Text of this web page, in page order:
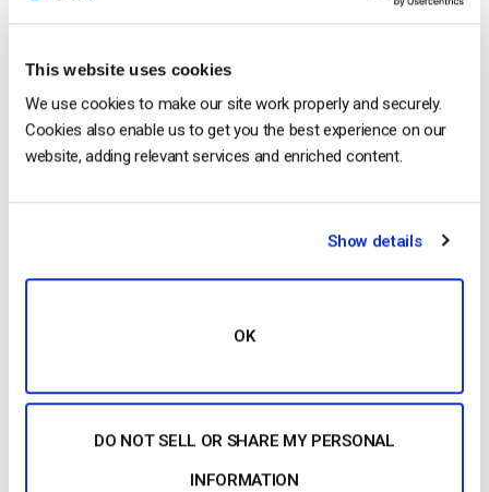
This website uses cookies
We use cookies to make our site work properly and securely.
Cookies also enable us to get you the best experience on our
website, adding relevant services and enriched content.
Show details
OK
DO NOT SELL OR SHARE MY PERSONAL
INFORMATION
Read Next
iPhone d’Apple en 6 étapes faciles
OTT Full Form – Le présent et l’avenir des
by Jon Whitehead
August 4, 2026